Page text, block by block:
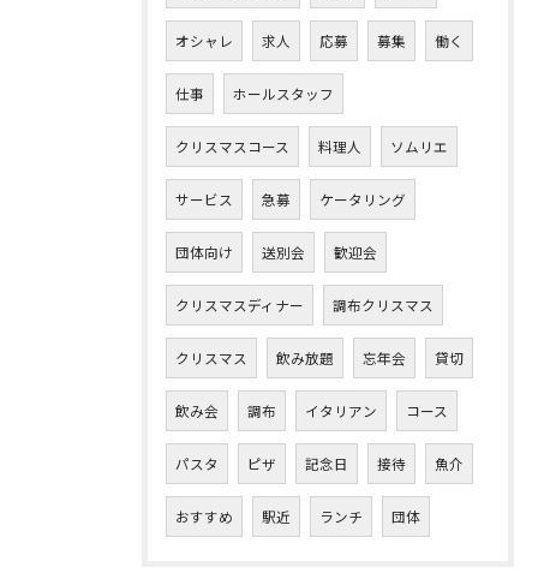
オシャレ 求人 応募 募集 働く
仕事 ホールスタッフ
クリスマスコース 料理人 ソムリエ
サービス 急募 ケータリング
団体向け 送別会 歓迎会
クリスマスディナー 調布クリスマス
クリスマス 飲み放題 忘年会 貸切
飲み会 調布 イタリアン コース
パスタ ピザ 記念日 接待 魚介
おすすめ 駅近 ランチ 団体